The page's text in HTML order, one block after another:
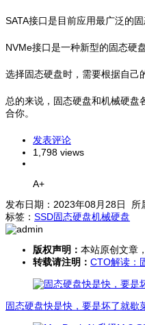
​SATA接口是目前应用最广泛的
NVMe接口是一种新型的固态硬
选择固态硬盘时，需要根据自己
总的来说，固态硬盘和机械硬盘
合你。
发表评论
1,798 views
A+
发布日期：2023年08月28日 所
标签： SSD固态硬盘机械硬盘
版权声明： 本站原创文章
转载请注明： CTO解读：
固态硬盘快是快，要是坏了就歇